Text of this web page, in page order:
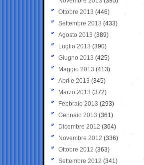
Ottobre 2013 (446)
Settembre 2013 (433)
Agosto 2013 (389)
Luglio 2013 (390)
Giugno 2013 (425)
Maggio 2013 (413)
Aprile 2013 (345)
Marzo 2013 (372)
Febbraio 2013 (293)
Gennaio 2013 (361)
Dicembre 2012 (364)
Novembre 2012 (336)
Ottobre 2012 (363)
Settembre 2012 (341)